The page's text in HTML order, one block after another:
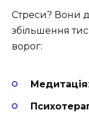
Стреси? Вони
збільшення
ворог:
Медитація